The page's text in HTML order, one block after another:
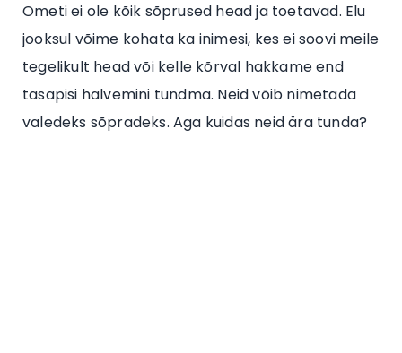
Ometi ei ole kõik sõprused head ja toetavad. Elu
jooksul võime kohata ka inimesi, kes ei soovi meile
tegelikult head või kelle kõrval hakkame end
tasapisi halvemini tundma. Neid võib nimetada
valedeks sõpradeks. Aga kuidas neid ära tunda?